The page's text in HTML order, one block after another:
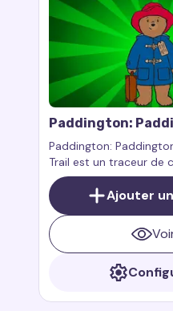
Paddington:
Cursor Trail
Paddington:
Trail est un traceur de
personnalisé inspiré
lui-même, l'ours
est devenu un favori
grâce à ses aventures
films Paddington
Ajouter